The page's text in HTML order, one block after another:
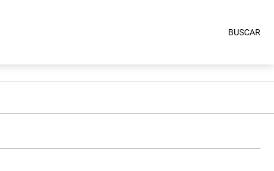
BUSCAR